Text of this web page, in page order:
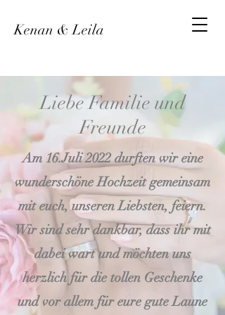
Kenan & Leila
Liebe Familie und
Freunde
Am 16.Juli 2022 durften wir eine
wunderschöne Hochzeit gemeinsam
mit euch, unseren Liebsten, feiern.
Wir sind sehr dankbar, dass ihr mit
dabei wart und möchten uns
herzlich für die tollen Geschenke
und vor allem für eure gute Laune